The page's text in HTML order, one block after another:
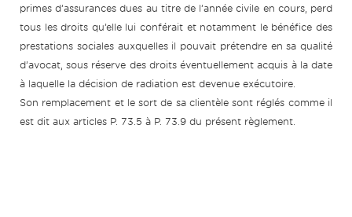
primes d’assurances dues au titre de l’année civile en cours, perd
tous les droits qu’elle lui conférait et notamment le bénéfice des
prestations sociales auxquelles il pouvait prétendre en sa qualité
d’avocat, sous réserve des droits éventuellement acquis à la date
à laquelle la décision de radiation est devenue exécutoire.
Son remplacement et le sort de sa clientèle sont réglés comme il
est dit aux articles P. 73.5 à P. 73.9 du présent règlement.